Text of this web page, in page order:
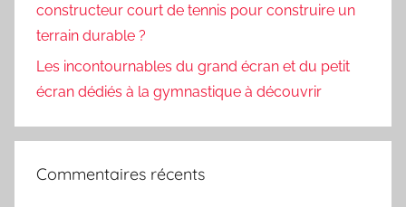
constructeur court de tennis pour construire un
terrain durable ?
Les incontournables du grand écran et du petit
écran dédiés à la gymnastique à découvrir
Commentaires récents